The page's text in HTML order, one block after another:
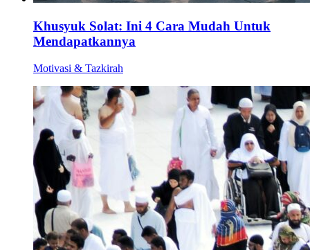
Khusyuk Solat: Ini 4 Cara Mudah Untuk
Mendapatkannya
Motivasi & Tazkirah